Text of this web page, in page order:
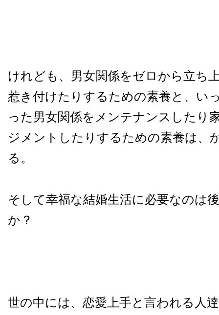
けれども、男女関係をゼロから立ち
惹き付けたりするための素養と、い
った男女関係をメンテナンスしたり
ジメントしたりするための素養は、
る。
そして幸福な結婚生活に必要なのは
か？
世の中には、恋愛上手と言われる人